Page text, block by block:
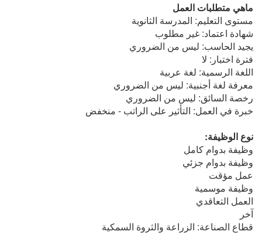
ماهي متطلبات العمل
مستوى التعليم: المدرسة الثانوية
شهادة اعتماد: غير مطلوب
يجيد الحاسب: ليس من الضروري
فترة اختبار: لا
اللغة الرسمية: لغة عربية
معرفة لغة أجنبية: ليس من الضروري
رخصة السائق: ليس من الضروري
خبرة في العمل: التأثير على الراتب - منخفض
نوع الوظيفة:
وظيفة بدوام كامل
وظيفة بدوام جزئي
عمل مؤقت
وظيفة موسمية
العمل التعاقدي
آخر
قطاع الصناعة: الزراعة والثروة السمكية